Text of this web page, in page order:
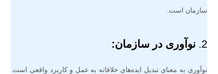
سازمان است.
2. نوآوری در سازمان:
نوآوری به معنای تبدیل ایده‌های خلاقانه به عمل و کاربرد واقعی است.